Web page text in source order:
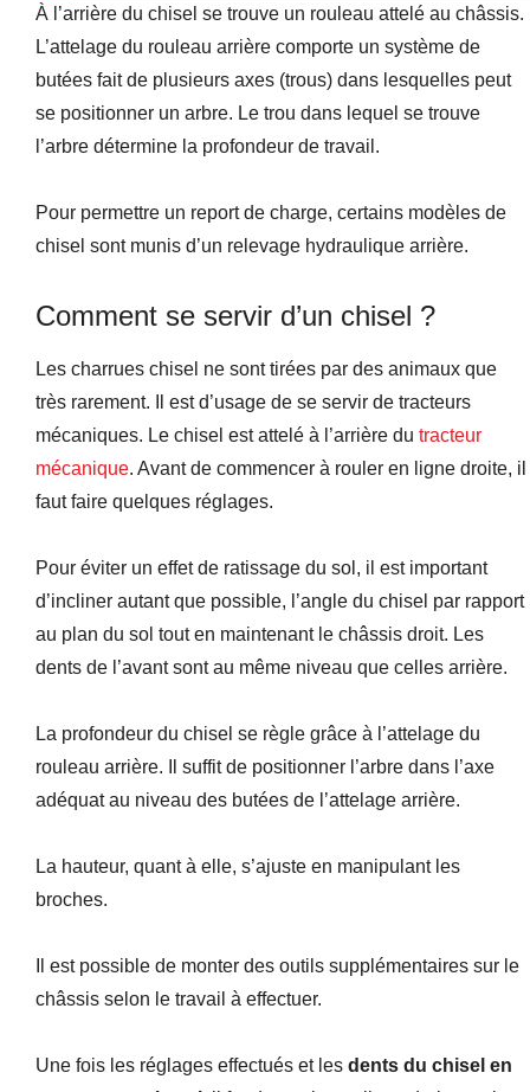
À l’arrière du chisel se trouve un rouleau attelé au châssis.
L’attelage du rouleau arrière comporte un système de
butées fait de plusieurs axes (trous) dans lesquelles peut
se positionner un arbre. Le trou dans lequel se trouve
l’arbre détermine la profondeur de travail.
Pour permettre un report de charge, certains modèles de
chisel sont munis d’un relevage hydraulique arrière.
Comment se servir d’un chisel ?
Les charrues chisel ne sont tirées par des animaux que
très rarement. Il est d’usage de se servir de tracteurs
mécaniques. Le chisel est attelé à l’arrière du tracteur
mécanique. Avant de commencer à rouler en ligne droite, il
faut faire quelques réglages.
Pour éviter un effet de ratissage du sol, il est important
d’incliner autant que possible, l’angle du chisel par rapport
au plan du sol tout en maintenant le châssis droit. Les
dents de l’avant sont au même niveau que celles arrière.
La profondeur du chisel se règle grâce à l’attelage du
rouleau arrière. Il suffit de positionner l’arbre dans l’axe
adéquat au niveau des butées de l’attelage arrière.
La hauteur, quant à elle, s’ajuste en manipulant les
broches.
Il est possible de monter des outils supplémentaires sur le
châssis selon le travail à effectuer.
Une fois les réglages effectués et les dents du chisel en